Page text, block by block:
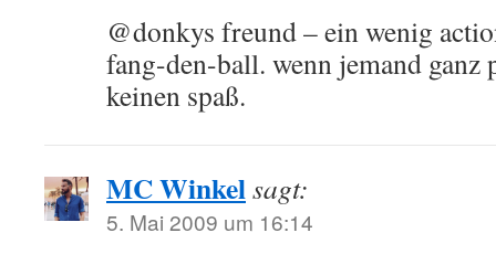
@donkys freund – ein wenig
fang-den-ball. wenn jemand ganz
keinen spaß.
MC Winkelsagt:
5. Mai 2009 um 16:14